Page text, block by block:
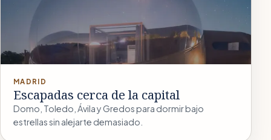
MADRID
Escapadas cerca de la capital
Domo, Toledo, Ávila y Gredos para dormir bajo
estrellas sin alejarte demasiado.